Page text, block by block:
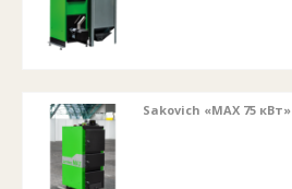
Sakovich «MAX 75 кВт»